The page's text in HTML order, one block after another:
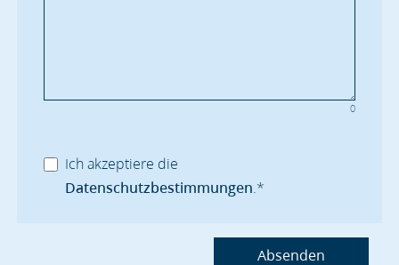
0
Ich akzeptiere die
Datenschutzbestimmungen.*
Absenden